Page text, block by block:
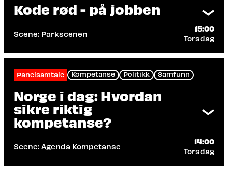
Kode rød - på jobben
Scene: Parkscenen
15:00
Torsdag
Dersom alarmen går – Har du tenkt over
hva forventes av deg på arbeidsplassen?
Les mer
Panelsamtale Kompetanse Politikk Samfunn
Norge i dag: Hvordan
sikre riktig
kompetanse?
Scene: Agenda Kompetanse
14:00
Torsdag